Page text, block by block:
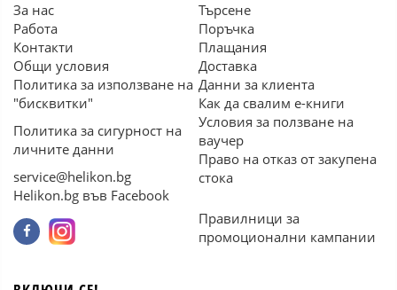
За нас
Работа
Контакти
Общи условия
Политика за използване на
"бисквитки"
Политика за сигурност на
личните данни
service@helikon.bg
Helikon.bg във Facebook
Търсене
Поръчка
Плащания
Доставка
Данни за клиента
Как да свалим е-книги
Условия за ползване на
ваучер
Право на отказ от закупена
стока
Правилници за
промоционални кампании